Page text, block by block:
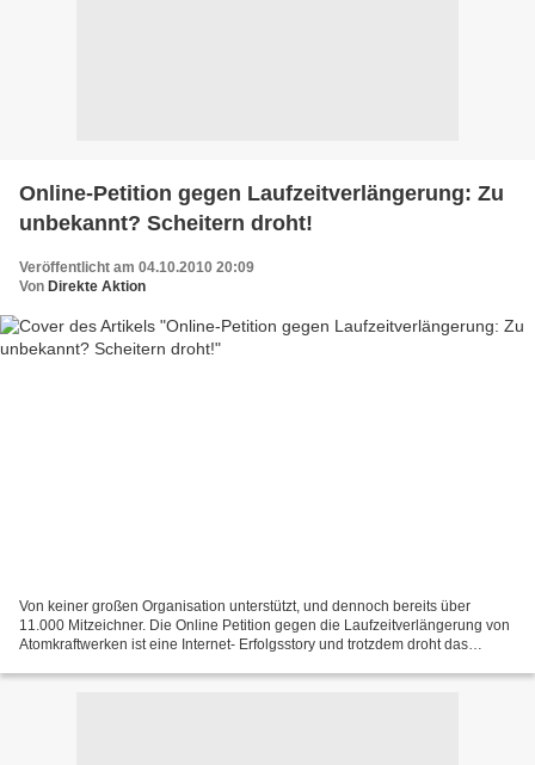
Online-Petition gegen Laufzeitverlängerung: Zu
unbekannt? Scheitern droht!
Veröffentlicht am 04.10.2010 20:09
Von Direkte Aktion
Von keiner großen Organisation unterstützt, und dennoch bereits über
11.000 Mitzeichner. Die Online Petition gegen die Laufzeitverlängerung von
Atomkraftwerken ist eine Internet- Erfolgsstory und trotzdem droht das